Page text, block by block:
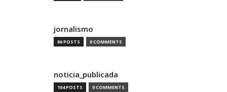
jornalismo
86 POSTS 0 COMMENTS
noticia_publicada
104 POSTS 0 COMMENTS